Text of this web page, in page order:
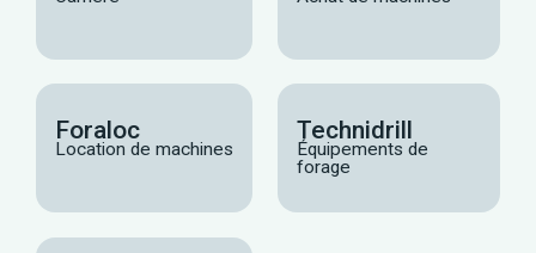
Foraloc
Location de machines
Technidrill
Équipements de
forage